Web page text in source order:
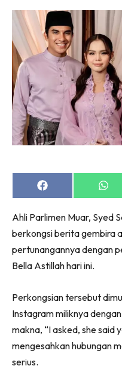
Share
on
Share
on
Ahli Parlimen Muar, Syed
berkongsi berita gembira
pertunangannya dengan
Bella Astillahhari ini.
Perkongsian tersebut
Instagram miliknya
makna, “I asked, she said
mengesahkan hubungan
serius.